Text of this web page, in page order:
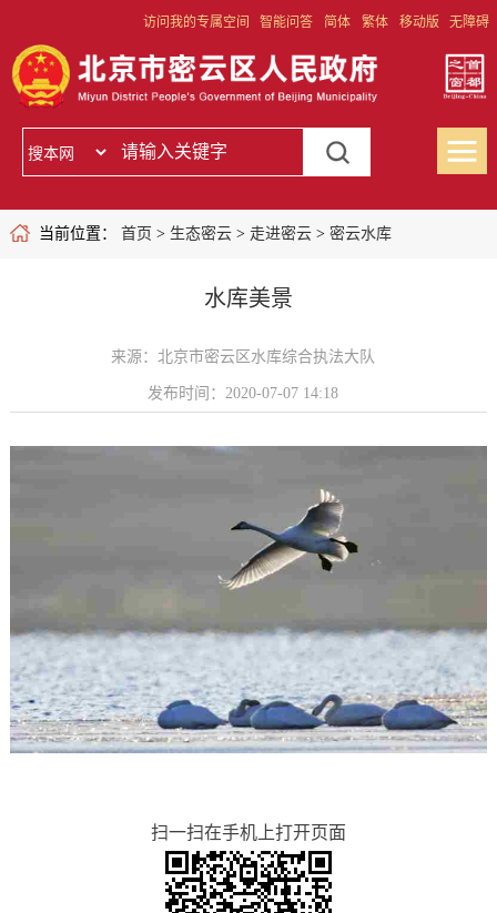
访问我的专属空间 智能问答 简体 繁体 移动版 无障碍
当前位置： 首页 > 生态密云> 走进密云> 密云水库
水库美景
来源：北京市密云区水库综合执法大队
发布时间：2020-07-07 14:18
扫一扫在手机上打开页面